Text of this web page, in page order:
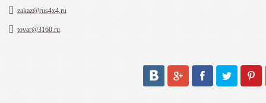
zakaz@rus4x4.ru
tovar@3160.ru